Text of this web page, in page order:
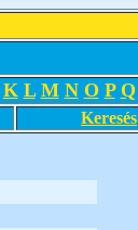
K L M N O P Q
Keresés